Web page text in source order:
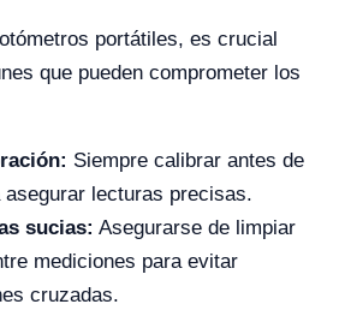
portátiles, es crucial
que pueden comprometer los
Siempre calibrar antes de
asegurar lecturas precisas.
sucias: Asegurarse de limpiar
mediciones para evitar
cruzadas.